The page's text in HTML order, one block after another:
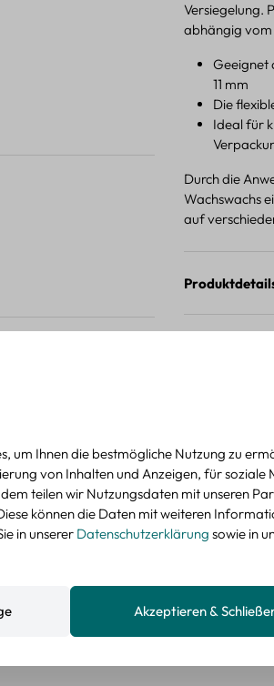
Versiegelung.
abhängig vom
Geeignet
11 mm
Die
Ideal für
Durch die
Wachswachs
auf
um Ihnen die bestmögliche Nutzung zu
von Inhalten und Anzeigen, für soziale
teilen wir Nutzungsdaten mit unseren
können die Daten mit weiteren
in unserer Datenschutzerklärung sowie in
Akzeptieren &